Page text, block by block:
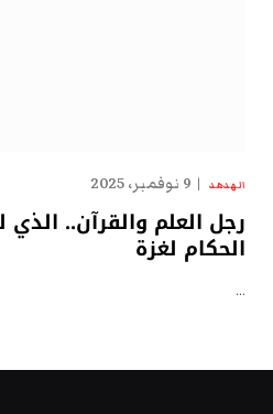
الهدهد 9 نوفمبر، 2025
رجل العلم والقرآن..
الحكام لغزة
…